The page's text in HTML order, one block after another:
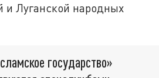
и Луганской народных
государство»